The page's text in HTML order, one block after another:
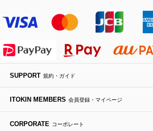
MK MICHEL KLEIN BAG
HIROKO KOSHINO
ライダースジャケット
デニムジャケット
ダウンジャケット・コート
ハンカチ・バンダナ
手袋
チャーム・ストラップ
バックパック・リュック
ボディバッグ・メッセンジャーバッグ
トラベルバッグ
フラットシューズ
ローファー
ドレスシューズ
カサブランカ・カラー
ラナンキュラス
ポプリアレンジ＆フレグランス
SUPPORT 規約・ガイド
ITOKIN MEMBERS 会員登録・マイページ
CORPORATE コーポレート